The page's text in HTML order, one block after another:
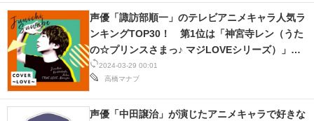
2024-03-29 00:01
高橋マナブ
声優「諏訪部順一」のテレビアニメキャラ人気ラ
ンキングTOP30！ 第1位は「神宮寺レン（うた
の☆プリンスさまっ♪ マジLOVEシリーズ）」【3
月29日は諏訪部順一さん誕生日】
声優「中田譲治」が演じたアニメキャラで好きな